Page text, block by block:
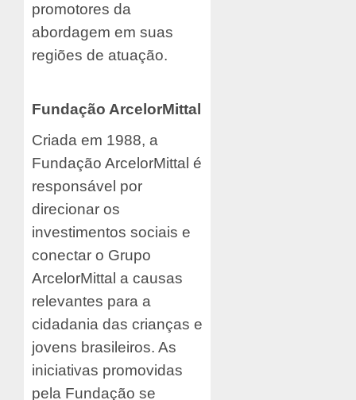
promotores da
abordagem em suas
regiões de atuação.
Fundação ArcelorMittal
Criada em 1988, a
Fundação ArcelorMittal é
responsável por
direcionar os
investimentos sociais e
conectar o Grupo
ArcelorMittal a causas
relevantes para a
cidadania das crianças e
jovens brasileiros. As
iniciativas promovidas
pela Fundação se